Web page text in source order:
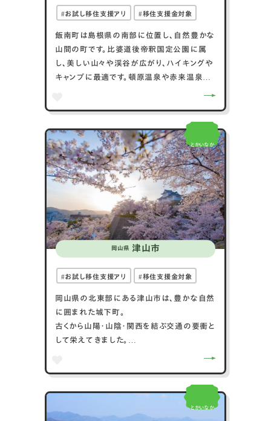
お試し移住支援アリ 移住支援金対象
飯南町は島根県の南部に位置し、自然豊かな
山間の町です。比婆道後帝釈国定公園に属
し、美しい山々や渓谷が広がり、ハイキングや
キャンプに最適です。頓原温泉や赤来温泉な
は紅葉狩りが楽しめ、四季折々の自然が魅力
です。また、石見神楽や地元のお祭りなど、伝
統文化も受け継がれています。道の駅「赤来
高原」では、新鮮な地元産品や特産物を購入
することができます。飯南町は、自然と伝統が
調和した、心癒される観光地です。
岡山県 津山市
とかいなか
お試し移住支援アリ 移住支援金対象
岡山県の北東部にある津山市は、豊かな自然
に囲まれた城下町。
古くから山陽・山陰・関西を結ぶ交通の要衝と
して栄えてきました。
教育、医療施設が充実しており、また自然災
害も少なく、幅広い世代の方が快適に暮らし
とかいなか